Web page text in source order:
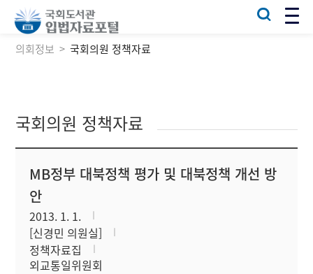
의회정보 국회의원 정책자료
국회의원 정책자료
MB정부 대북정책 평가 및 대북정책 개선 방
안
2013. 1. 1.
[신경민 의원실]
정책자료집
외교통일위원회